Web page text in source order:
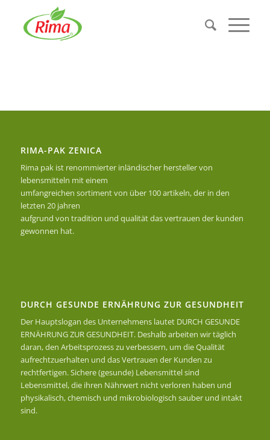
RIMA-PAK ZENICA
Rima pak ist renommierter inländischer hersteller von
lebensmitteln mit einem
umfangreichen sortiment von über 100 artikeln, der in den
letzten 20 jahren
aufgrund von tradition und qualität das vertrauen der kunden
gewonnen hat.
DURCH GESUNDE ERNÄHRUNG ZUR GESUNDHEIT
Der Hauptslogan des Unternehmens lautet DURCH GESUNDE
ERNÄHRUNG ZUR GESUNDHEIT. Deshalb arbeiten wir täglich
daran, den Arbeitsprozess zu verbessern, um die Qualität
aufrechtzuerhalten und das Vertrauen der Kunden zu
rechtfertigen. Sichere (gesunde) Lebensmittel sind
Lebensmittel, die ihren Nährwert nicht verloren haben und
physikalisch, chemisch und mikrobiologisch sauber und intakt
sind.